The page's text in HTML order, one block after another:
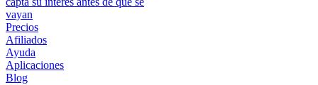
vayan
Precios
Afiliados
Ayuda
Aplicaciones
Blog